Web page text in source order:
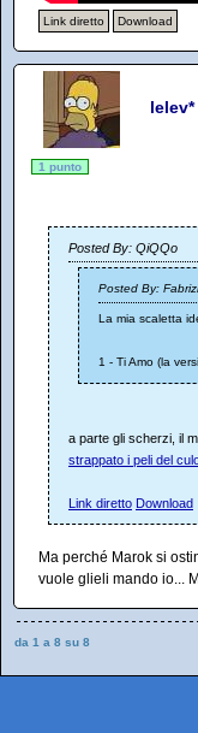
Link diretto Download
lelev*
1 punto
Posted By: QiQQo
Posted By:
La mia scaletta
1 - Ti Amo (la
a parte gli scherzi, il
strappato i peli del
Link diretto Download
Ma perché Marok si
vuole glieli mando io...
da 1 a 8 su 8